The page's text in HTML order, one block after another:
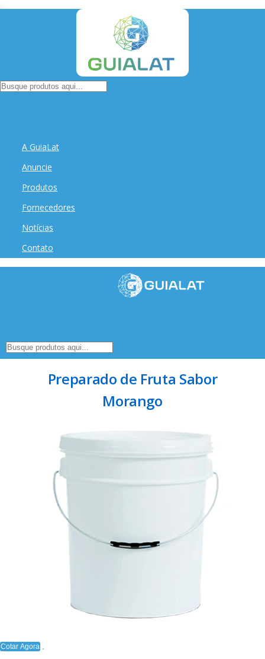
A GuiaLat
Anuncie
Produtos
Fornecedores
Notícias
Contato
Preparado de Fruta Sabor
Morango
Cotar Agora